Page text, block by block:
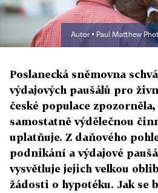
Autor ▪ Paul Matthew
Poslanecká sněmovna
výdajových paušálů pro
české populace
samostatně výdělečnou
uplatňuje. Z daňového
podnikání a výdajové
vysvětluje jejich velkou
žádosti o hypotéku. Jak se